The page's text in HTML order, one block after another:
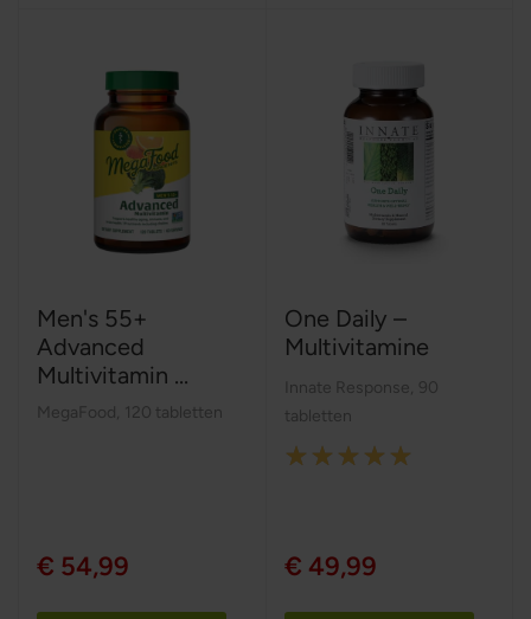
Men's 55+
Advanced
Multivitamin ...
MegaFood 120 tabletten
€ 54,99
One Daily –
Multivitamine
Innate Response 90
tabletten
Rating:
€ 49,99